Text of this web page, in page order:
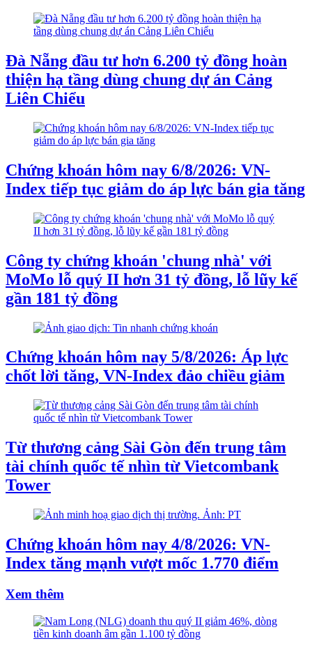
Đà Nẵng đầu tư hơn 6.200 tỷ đồng hoàn
thiện hạ tầng dùng chung dự án Cảng
Liên Chiểu
Chứng khoán hôm nay 6/8/2026: VN-
Index tiếp tục giảm do áp lực bán gia tăng
Công ty chứng khoán 'chung nhà' với
MoMo lỗ quý II hơn 31 tỷ đồng, lỗ lũy kế
gần 181 tỷ đồng
Chứng khoán hôm nay 5/8/2026: Áp lực
chốt lời tăng, VN-Index đảo chiều giảm
Từ thương cảng Sài Gòn đến trung tâm
tài chính quốc tế nhìn từ Vietcombank
Tower
Chứng khoán hôm nay 4/8/2026: VN-
Index tăng mạnh vượt mốc 1.770 điểm
Xem thêm